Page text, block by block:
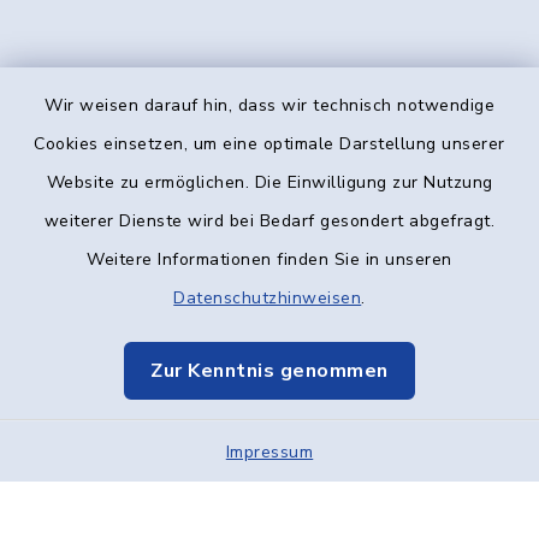
Wir weisen darauf hin, dass wir technisch notwendige
Cookies einsetzen, um eine optimale Darstellung unserer
Website zu ermöglichen. Die Einwilligung zur Nutzung
weiterer Dienste wird bei Bedarf gesondert abgefragt.
Weitere Informationen finden Sie in unseren
Datenschutzhinweisen.
Zur Kenntnis genommen
Impressum
Kontakt
Datenschutz
Elektronische Kommunikation
Sitemap